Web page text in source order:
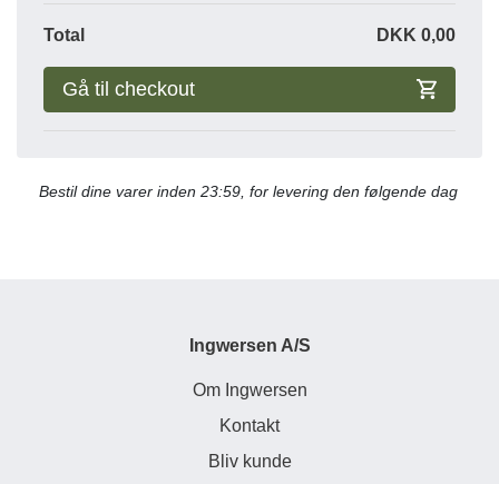
Total DKK 0,00
Gå til checkout
Bestil dine varer inden 23:59, for levering den følgende dag
Ingwersen A/S
Om Ingwersen
Kontakt
Bliv kunde